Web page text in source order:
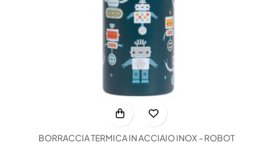
BORRACCIA TERMICA IN ACCIAIO INOX - ROBOT